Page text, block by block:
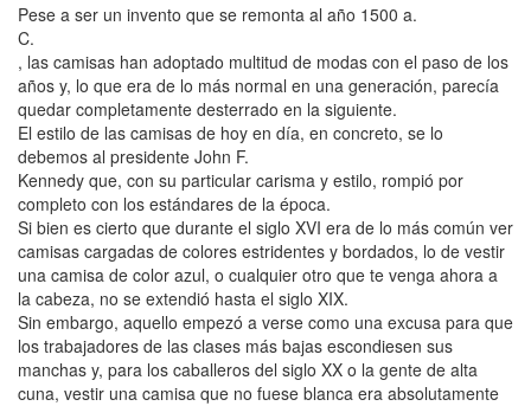
Pese a ser un invento que se remonta al año 1500 a.
C.
, las camisas han adoptado multitud de modas con el paso de los
años y, lo que era de lo más normal en una generación, parecía
quedar completamente desterrado en la siguiente.
El estilo de las camisas de hoy en día, en concreto, se lo
debemos al presidente John F.
Kennedy que, con su particular carisma y estilo, rompió por
completo con los estándares de la época.
Si bien es cierto que durante el siglo XVI era de lo más común ver
camisas cargadas de colores estridentes y bordados, lo de vestir
una camisa de color azul, o cualquier otro que te venga ahora a
la cabeza, no se extendió hasta el siglo XIX.
Sin embargo, aquello empezó a verse como una excusa para que
los trabajadores de las clases más bajas escondiesen sus
manchas y, para los caballeros del siglo XX o la gente de alta
cuna, vestir una camisa que no fuese blanca era absolutamente